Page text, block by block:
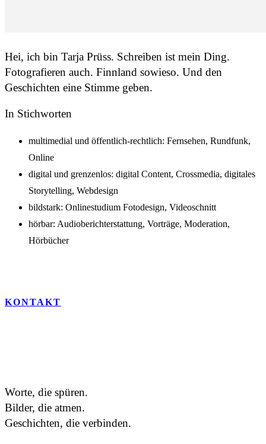
Hei, ich bin Tarja Prüss. Schreiben ist mein Ding.
Fotografieren auch. Finnland sowieso. Und den
Geschichten eine Stimme geben.
In Stichworten
multimedial und öffentlich-rechtlich: Fernsehen, Rundfunk,
Online
digital und grenzenlos: digital Content, Crossmedia, digitales
Storytelling, Webdesign
bildstark: Onlinestudium Fotodesign, Videoschnitt
hörbar: Audioberichterstattung, Vorträge, Moderation,
Hörbücher
KONTAKT
Worte, die spüren.
Bilder, die atmen.
Geschichten, die verbinden.